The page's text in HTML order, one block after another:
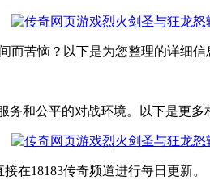
苦恼？以下是为您整理的详细信
和公平的对战环境。以下是更多
在18183传奇频道进行每日更新。